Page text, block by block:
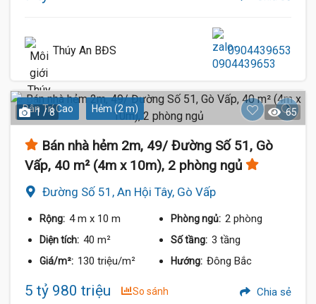
Thúy An BĐS 0904439653
Dân Trí Cao Hẻm (2 m)
1 / 8 65
Bán nhà hẻm 2m, 49/ Đường Số 51, Gò
Vấp, 40 m² (4m x 10m), 2 phòng ngủ
Đường Số 51, An Hội Tây, Gò Vấp
Rộng: 4 m x 10 m Phòng ngủ: 2 phòng
Diện tích: 40 m² Số tầng: 3 tầng
Giá/m²: 130 triệu/m² Hướng: Đông Bắc
5 tỷ 980 triệu So sánh Chia sẻ